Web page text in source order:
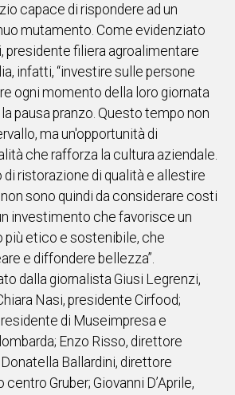
capace di rispondere ad un
mutamento. Come evidenziato
presidente filiera agroalimentare
infatti, “investire sulle persone
ogni momento della loro giornata
pausa pranzo. Questo tempo non
ma un'opportunità di
che rafforza la cultura aziendale.
di ristorazione di qualità e allestire
sono quindi da considerare costi
investimento che favorisce un
più etico e sostenibile, che
e diffondere bellezza”.
dalla giornalista Giusi Legrenzi,
Nasi, presidente Cirfood;
di Museimpresa e
Enzo Risso, direttore
Ballardini, direttore
Gruber; Giovanni D’Aprile,